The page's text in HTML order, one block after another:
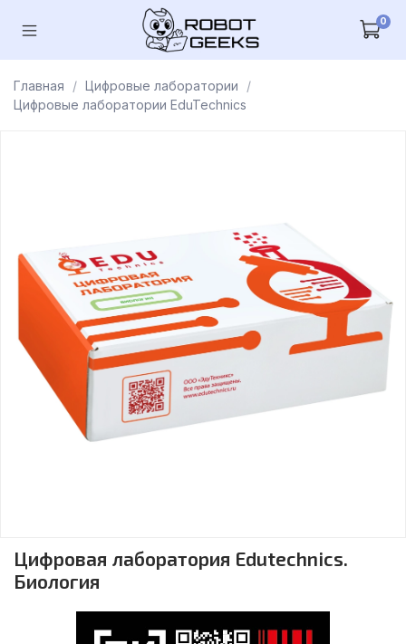
0
Главная
Цифровые лаборатории
Цифровые лаборатории EduTechnics
Цифровая лаборатория Edutechnics.
Биология